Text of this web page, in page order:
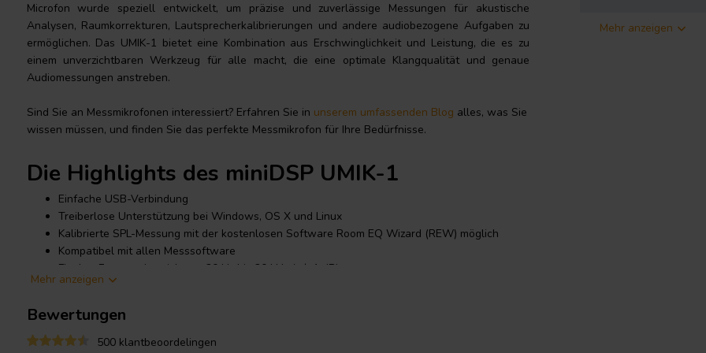
Microfon wurde speziell entwickelt, um präzise und zuverlässige Messungen für akustische
Analysen, Raumkorrekturen, Lautsprecherkalibrierungen und andere audiobezogene Aufgaben zu
ermöglichen. Das UMIK-1 bietet eine Kombination aus Erschwinglichkeit und Leistung, die es zu
einem unverzichtbaren Werkzeug für alle macht, die eine optimale Klangqualität und genaue
Audiomessungen anstreben.
Sind Sie an Messmikrofonen interessiert? Erfahren Sie in unserem umfassenden Blog alles, was Sie
wissen müssen, und finden Sie das perfekte Messmikrofon für Ihre Bedürfnisse.
Die Highlights des miniDSP UMIK-1
Einfache USB-Verbindung
Treiberlose Unterstützung bei Windows, OS X und Linux
Kalibrierte SPL-Messung mit der kostenlosen Software Room EQ Wizard (REW) möglich
Kompatibel mit allen Messsoftware
Flacher Frequenzbereich von 20 Hz bis 20 kHz (+/- 1 dB)
Produktdetails miniDSP UMIK-1
miniDSPUMIK-1 omnidirektionales kalibriertes USB-Messmikrofon mit Plug & Play Anschluss
Mehr anzeigen
Mehr anzeigen
Bewertungen
500 klantbeoordelingen